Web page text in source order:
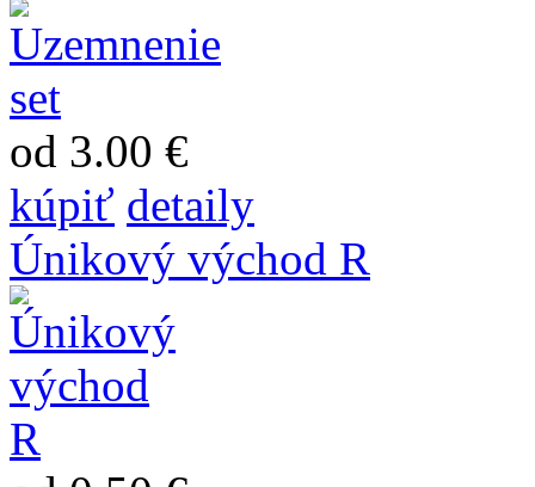
od 3.00 €
kúpiť detaily
Únikový východ R